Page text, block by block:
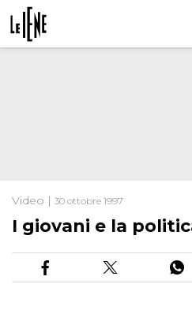
Video | 30 ottobre 1997
I giovani e la